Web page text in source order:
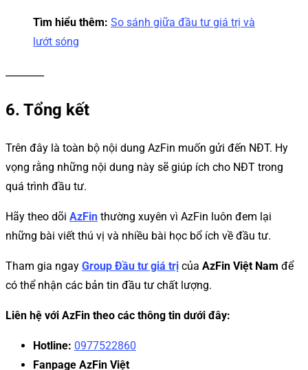
Tìm hiểu thêm: So sánh giữa đầu tư giá trị và
lướt sóng
6. Tổng kết
Trên đây là toàn bộ nội dung AzFin muốn gửi đến NĐT. Hy
vọng rằng những nội dung này sẽ giúp ích cho NĐT trong
quá trình đầu tư.
Hãy theo dõi AzFin thường xuyên vì AzFin luôn đem lại
những bài viết thú vị và nhiều bài học bổ ích về đầu tư.
Tham gia ngay Group Đầu tư giá trị của AzFin Việt Nam để
có thể nhận các bản tin đầu tư chất lượng.
Liên hệ với AzFin theo các thông tin dưới đây:
Hotline: 0977522860
Fanpage AzFin Việt